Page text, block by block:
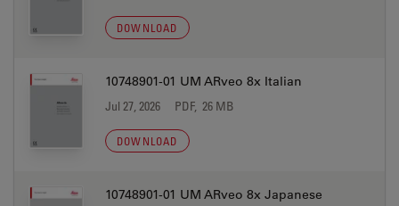
DOWNLOAD
10748901-01 UM ARveo 8x Italian
Jul 27, 2026 PDF, 26 MB
DOWNLOAD
10748901-01 UM ARveo 8x Japanese